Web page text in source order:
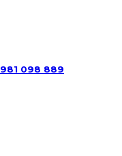
981 098 889